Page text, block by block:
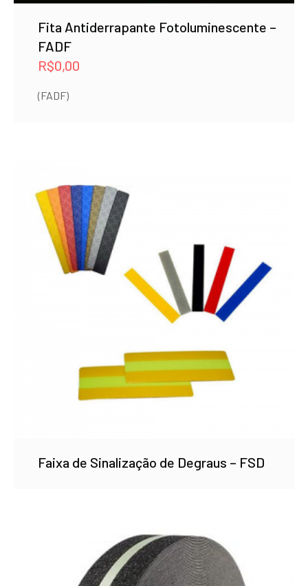
Fita Antiderrapante Fotoluminescente –
FADF
R$0,00
(FADF)
Faixa de Sinalização de Degraus – FSD